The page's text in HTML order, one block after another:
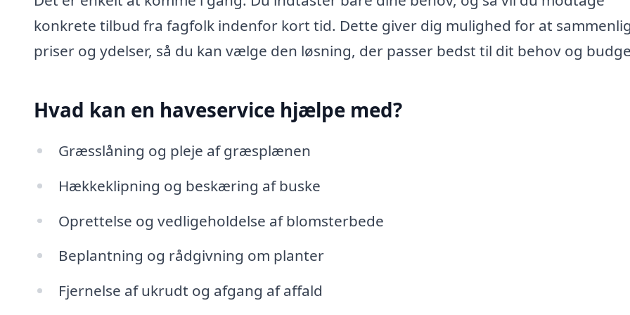
konkrete tilbud fra fagfolk indenfor kort tid. Dette giver dig mulighed for at
priser og ydelser, så du kan vælge den løsning, der passer bedst til dit behov og
Hvad kan en haveservice hjælpe med?
Græsslåning og pleje af græsplænen
Hækkeklipning og beskæring af buske
Oprettelse og vedligeholdelse af blomsterbede
Beplantning og rådgivning om planter
Fjernelse af ukrudt og afgang af affald